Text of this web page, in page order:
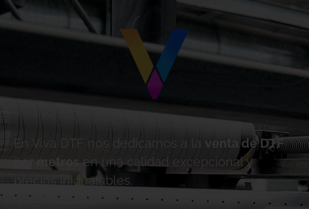
En Viva DTF nos dedicamos a la
venta de DTF
por metros
en una calidad excepcional y
precios inigualables.